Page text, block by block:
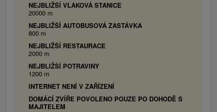
NEJBLIŽŠÍ VLAKOVÁ STANICE
20000 m
NEJBLIŽŠÍ AUTOBUSOVÁ ZASTÁVKA
800 m
NEJBLIŽŠÍ RESTAURACE
2000 m
NEJBLIŽŠÍ POTRAVINY
1200 m
INTERNET NENÍ V ZAŘÍZENÍ
DOMÁCÍ ZVÍŘE POVOLENO POUZE PO DOHODĚ S
MAJITELEM